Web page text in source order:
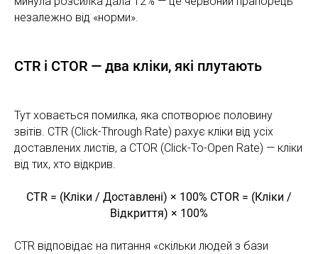
незалежно від «норми».
CTR і CTOR — два кліки, які плутають
Тут ховається помилка, яка спотворює половину
звітів. CTR (Click-Through Rate) рахує кліки від усіх
доставлених листів, а CTOR (Click-To-Open Rate) — кліки
від тих, хто відкрив.
CTR = (Кліки / Доставлені) × 100% CTOR = (Кліки /
Відкриття) × 100%
CTR відповідає на питання «скільки людей з бази